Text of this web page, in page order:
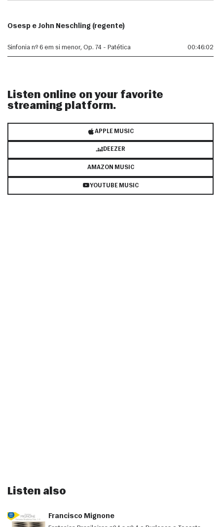
Osesp e John Neschling (regente)
Sinfonia nº 6 em si menor, Op. 74 - Patética 00:46:02
Listen online on your favorite
streaming platform.
APPLE MUSIC
DEEZER
AMAZON MUSIC
YOUTUBE MUSIC
Listen also
Francisco Mignone